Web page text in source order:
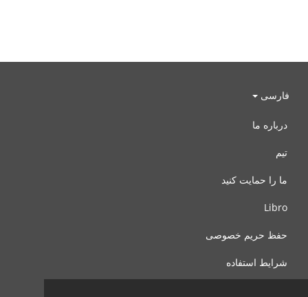
فارسی
درباره ما
تیم
ما را حمایت کنید
Libro
حفظ حریم خصوصی
شرایط استفاده